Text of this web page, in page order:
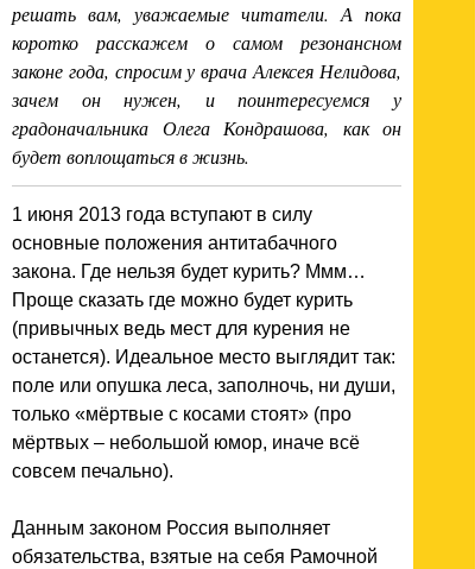
решать вам, уважаемые читатели. А пока
коротко расскажем о самом резонансном
законе года, спросим у врача Алексея Нелидова,
зачем он нужен, и поинтересуемся у
градоначальника Олега Кондрашова, как он
будет воплощаться в жизнь.
1 июня 2013 года вступают в силу
основные положения антитабачного
закона. Где нельзя будет курить? Ммм…
Проще сказать где можно будет курить
(привычных ведь мест для курения не
останется). Идеальное место выглядит так:
поле или опушка леса, заполночь, ни души,
только «мёртвые с косами стоят» (про
мёртвых – небольшой юмор, иначе всё
совсем печально).
Данным законом Россия выполняет
обязательства, взятые на себя Рамочной